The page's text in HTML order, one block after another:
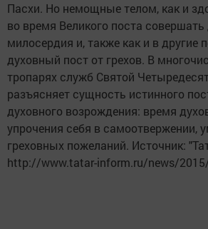
Пасхи. Но немощные телом, как и
во время Великого поста
милосердия и, также как и в другие
духовный пост от грехов. В
тропарях служб Святой
разъясняет сущность истинного
духовного возрождения: время
упрочения себя в самоотвержении,
греховных пожеланий. Источник:
http://www.tatar-inform.ru/news/